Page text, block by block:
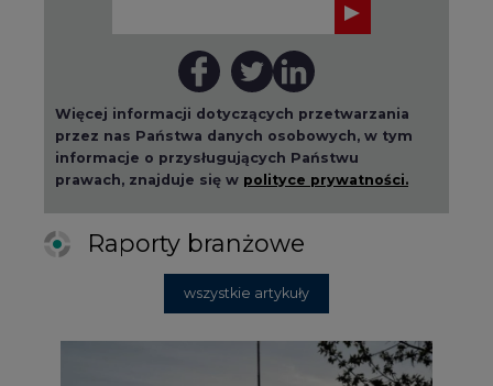
Więcej informacji dotyczących przetwarzania
przez nas Państwa danych osobowych, w tym
informacje o przysługujących Państwu
prawach, znajduje się w polityce prywatności.
Raporty branżowe
wszystkie artykuły